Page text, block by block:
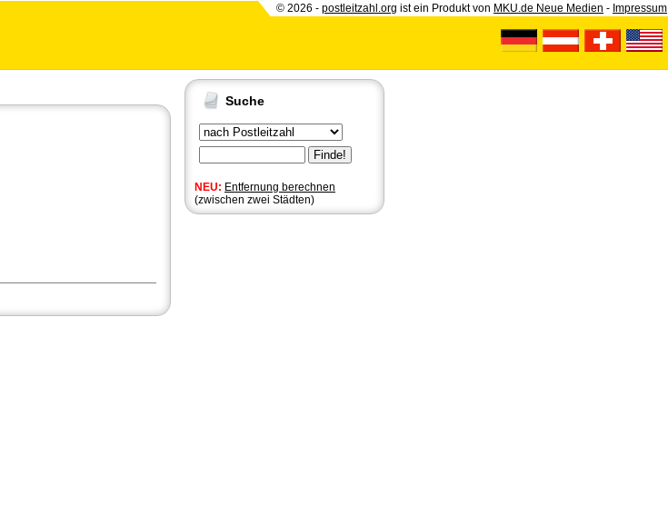
© 2026 - postleitzahl.org ist ein Produkt von MKU.de Neue Medien - Impressum
Suche
NEU: Entfernung berechnen
(zwischen zwei Städten)